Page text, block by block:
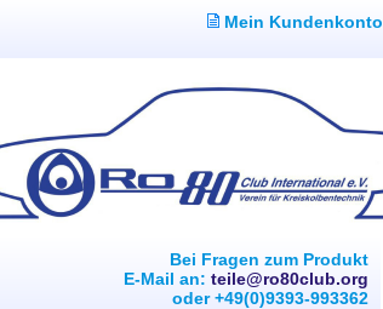
Mein Kundenkonto
Bei Fragen zum Produkt
E-Mail an: teile@ro80club.org
oder +49(0)9393-993362